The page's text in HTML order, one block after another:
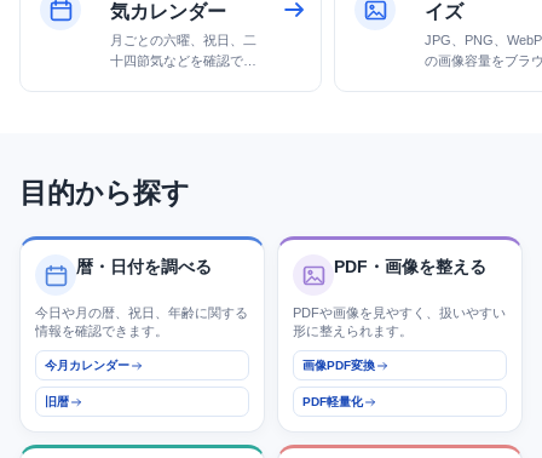
気カレンダー
月ごとの六曜、祝日、二
十四節気などを確認でき
イズ
JPG、PNG、
の画像容量をブラ
目的から探す
暦・日付を調べる
今日や月の暦、祝日、年齢に関する
情報を確認できます。
今月カレンダー
旧暦
PDF・画像を整える
PDFや画像を見やすく、扱いやすい
形に整えられます。
画像PDF変換
PDF軽量化